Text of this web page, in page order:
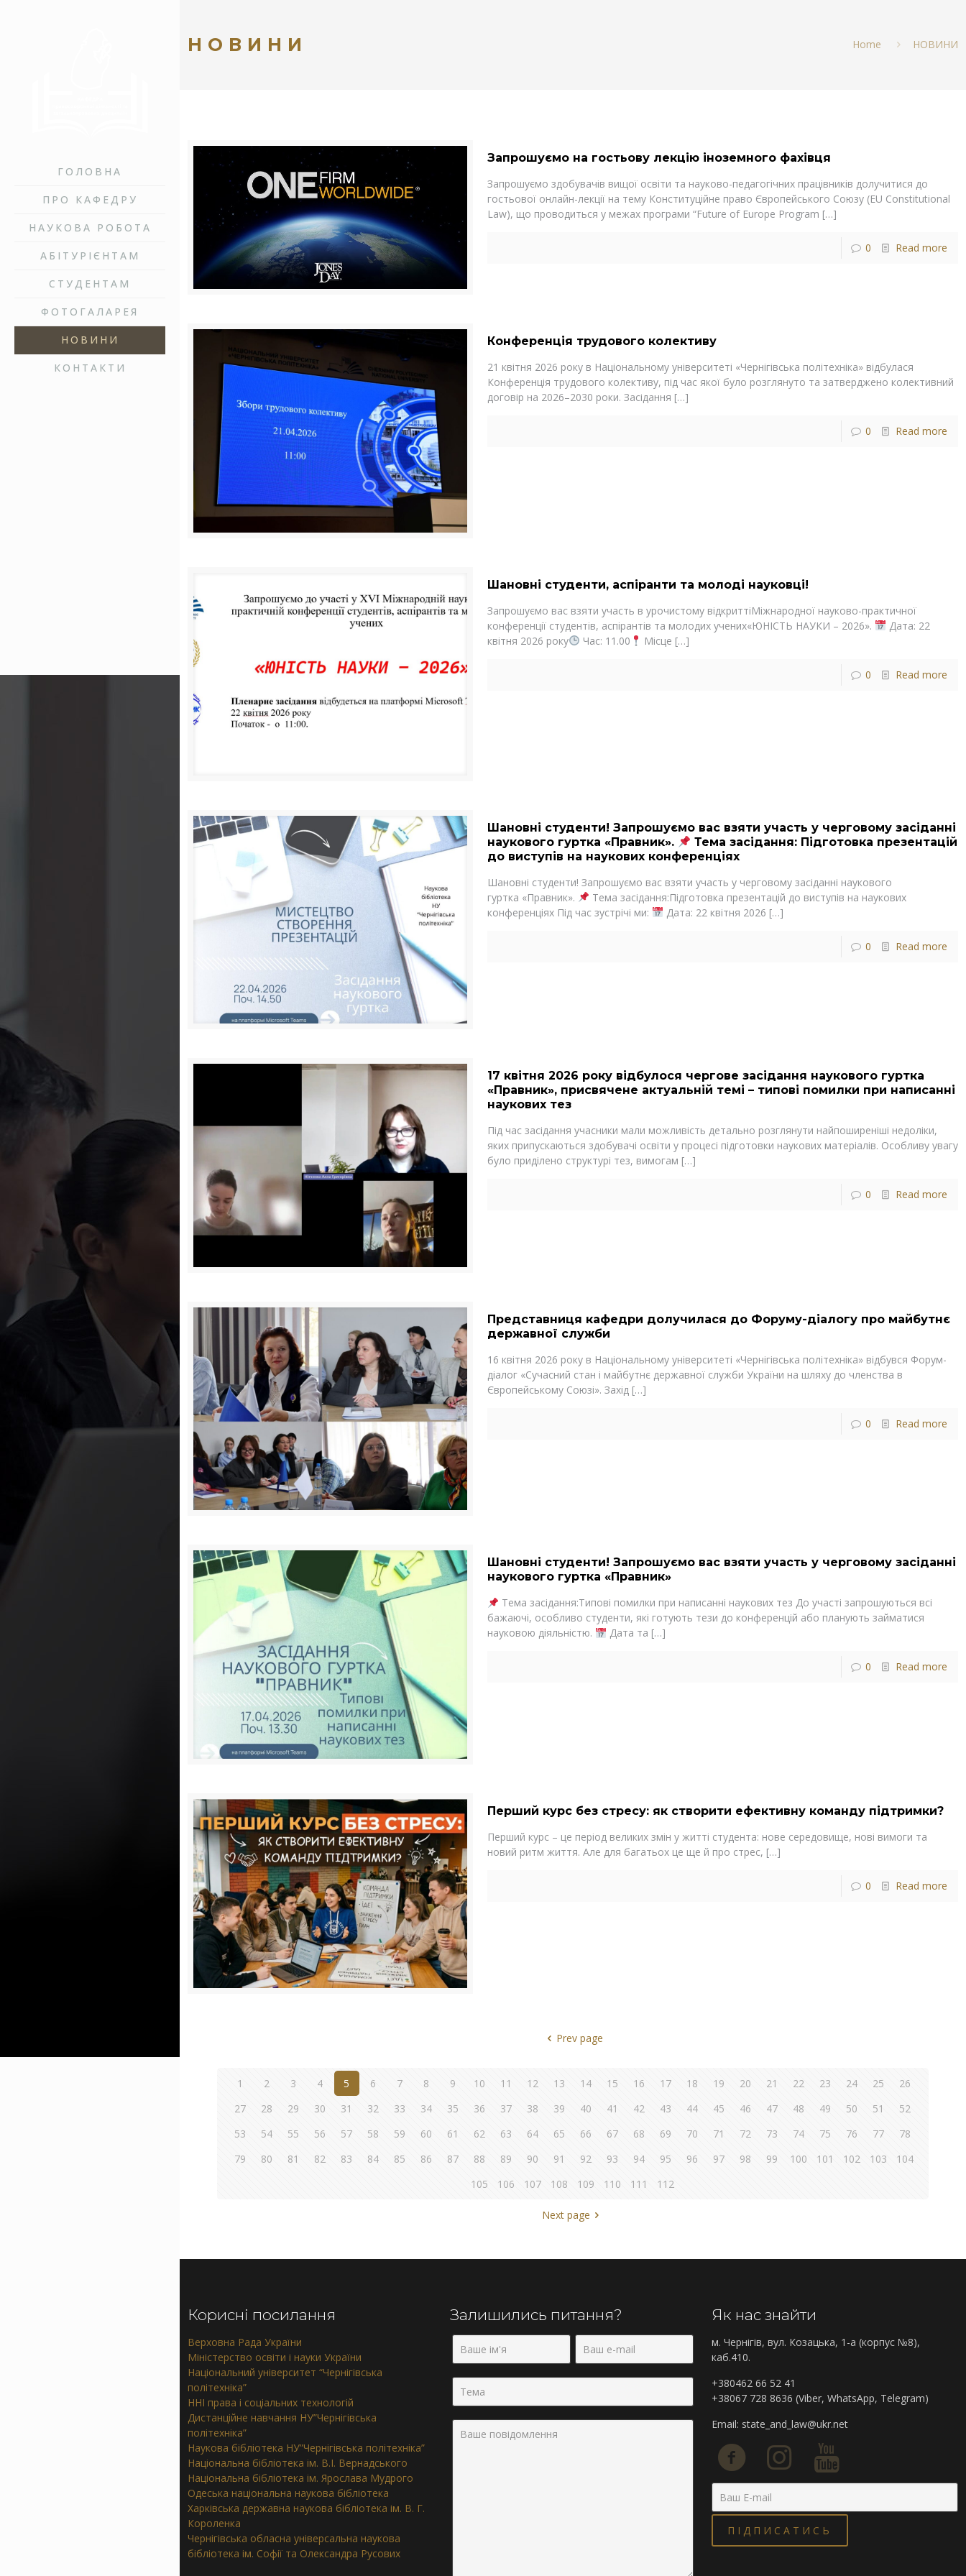
ГОЛОВНА
ПРО КАФЕДРУ
НАУКОВА РОБОТА
АБІТУРІЄНТАМ
СТУДЕНТАМ
ФОТОГАЛАРЕЯ
НОВИНИ
КОНТАКТИ
НОВИНИ Home НОВИНИ
Запрошуємо на гостьову лекцію іноземного фахівця
Запрошуємо здобувачів вищої освіти та науково-педагогічних працівників долучитися до
гостьової онлайн-лекції на тему Конституційне право Європейського Союзу (EU Constitutional
Law), що проводиться у межах програми “Future of Europe Program […]
0 Read more
Конференція трудового колективу
21 квітня 2026 року в Національному університеті «Чернігівська політехніка» відбулася
Конференція трудового колективу, під час якої було розглянуто та затверджено колективний
договір на 2026–2030 роки. Засідання […]
0 Read more
Шановні студенти, аспіранти та молоді науковці!
Запрошуємо вас взяти участь в урочистому відкриттіМіжнародної науково-практичної
конференції студентів, аспірантів та молодих учених«ЮНІСТЬ НАУКИ – 2026».
Дата: 22
квітня 2026 року
Час: 11.00 Місце […]
0 Read more
Шановні студенти! Запрошуємо вас взяти участь у черговому засіданні
наукового гуртка «Правник».
Тема засідання: Підготовка презентацій
до виступів на наукових конференціях
Шановні студенти! Запрошуємо вас взяти участь у черговому засіданні наукового
гуртка «Правник».
Тема засідання:Підготовка презентацій до виступів на наукових
конференціях Під час зустрічі ми:
Дата: 22 квітня 2026 […]
0 Read more
17 квітня 2026 року відбулося чергове засідання наукового гуртка
«Правник», присвячене актуальній темі – типові помилки при написанні
наукових тез
Під час засідання учасники мали можливість детально розглянути найпоширеніші недоліки,
яких припускаються здобувачі освіти у процесі підготовки наукових матеріалів. Особливу увагу
було приділено структурі тез, вимогам […]
0 Read more
Представниця кафедри долучилася до Форуму-діалогу про майбутнє
державної служби
16 квітня 2026 року в Національному університеті «Чернігівська політехніка» відбувся Форум-
діалог «Сучасний стан і майбутнє державної служби України на шляху до членства в
Європейському Союзі». Захід […]
0 Read more
Шановні студенти! Запрошуємо вас взяти участь у черговому засіданні
наукового гуртка «Правник»
Тема засідання:Типові помилки при написанні наукових тез До участі запрошуються всі
бажаючі, особливо студенти, які готують тези до конференцій або планують займатися
науковою діяльністю.
Дата та […]
0 Read more
Перший курс без стресу: як створити ефективну команду підтримки?
Перший курс – це період великих змін у житті студента: нове середовище, нові вимоги та
новий ритм життя. Але для багатьох це ще й про стрес, […]
0 Read more
Prev page
1 2 3 4 5 6 7 8 9 10 11 12 13 14 15 16 17 18 19 20 21 22 23 24 25
26
27
28 29 30 31 32 33 34 35 36 37 38 39 40 41 42 43 44 45 46 47 48 49 50 51
52
53
54 55 56 57 58 59 60 61 62 63 64 65 66 67 68 69 70 71 72 73 74 75 76 77
78
79
80 81 82 83 84 85 86 87 88 89 90 91 92 93 94 95 96 97 98 99 100 101 102 103
104
105
106 107 108 109 110 111 112
Next page
Корисні посилання
Верховна Рада України
Міністерство освіти і науки України
Національний університет “Чернігівська
політехніка”
ННІ права і соціальних технологій
Дистанційне навчання НУ”Чернігівська
політехніка”
Наукова бібліотека НУ”Чернігівська політехніка”
Національна бібліотека ім. В.І. Вернадського
Національна бібліотека ім. Ярослава Мудрого
Одеська національна наукова бібліотека
Харківська державна наукова бібліотека ім. В. Г.
Короленка
Чернігівська обласна універсальна наукова
бібліотека ім. Софії та Олександра Русових
Залишились питання? Як нас знайти
м. Чернігів, вул. Козацька, 1-а (корпус №8),
каб.410.
+380462 66 52 41
+38067 728 8636 (Viber, WhatsApp, Telegram)
Email: state_and_law@ukr.net